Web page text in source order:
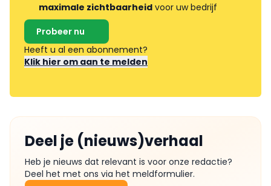
maximale zichtbaarheid voor uw bedrijf
Probeer nu
Heeft u al een abonnement?
Klik hier om aan te melden
Deel je (nieuws)verhaal
Heb je nieuws dat relevant is voor onze redactie?
Deel het met ons via het meldformulier.